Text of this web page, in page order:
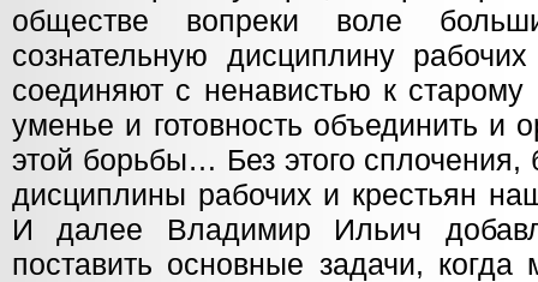
обществе вопреки воле
сознательную дисциплину
соединяют с ненавистью к
уменье и готовность объединить и
этой борьбы… Без этого сплочения,
дисциплины рабочих и крестьян
И далее Владимир Ильич
поставить основные задачи,